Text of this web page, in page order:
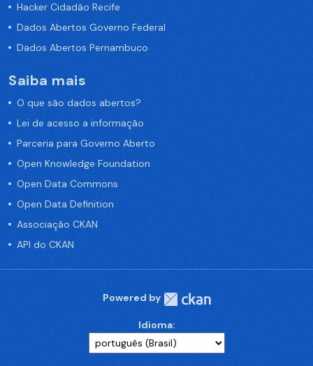
Hacker Cidadão Recife
Dados Abertos Governo Federal
Dados Abertos Pernambuco
Saiba mais
O que são dados abertos?
Lei de acesso a informação
Parceria para Governo Aberto
Open Knowledge Foundation
Open Data Commons
Open Data Definition
Associação CKAN
API do CKAN
Powered by
Idioma